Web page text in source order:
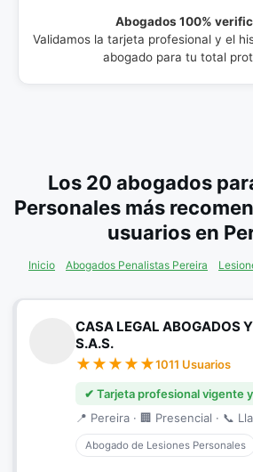
Abogados 100%
Validamos la tarjeta profesional y el
abogado para tu total
Los 20 abogados
Personales más
usuarios en
Inicio Abogados Penalistas Pereira
CASA LEGAL ABOGADOS
S.A.S.
1011 Usuarios
✔ Tarjeta profesional vigente
📍 Pereira · 🏢 Presencial · 📞
Abogado de Lesiones Personales